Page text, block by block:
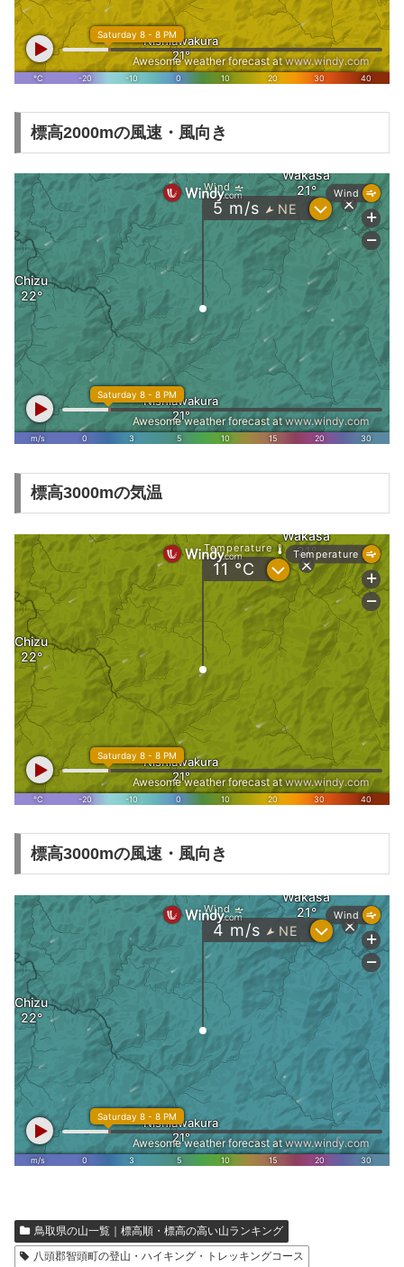
標高2000mの風速・風向き
標高3000mの気温
標高3000mの風速・風向き
鳥取県の山一覧｜標高順・標高の高い山ランキング
八頭郡智頭町の登山・ハイキング・トレッキングコース